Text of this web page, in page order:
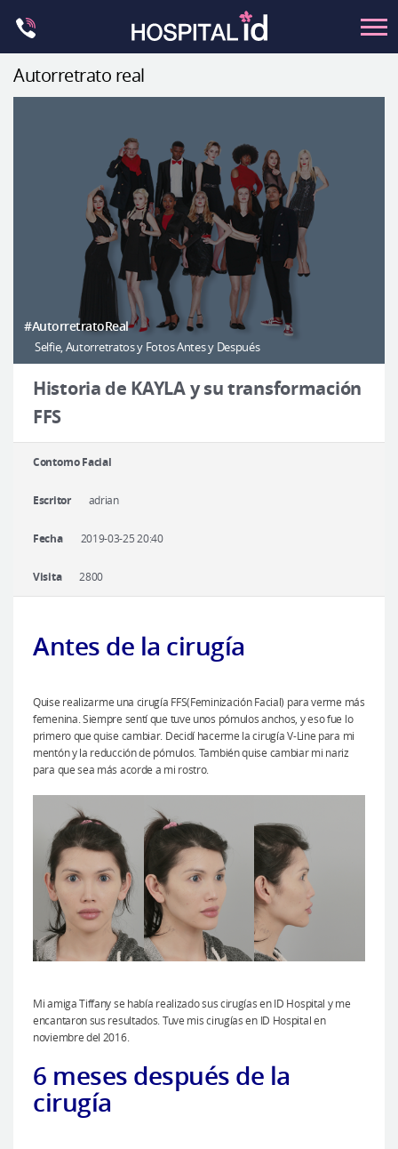
content
Anti-envejecimiento
Contorno del cuerpo
Let Me In
Introducción del hospital
Cirugía plástica segura
Consulta en línea
Autorretrato real
#AutorretratoReal
Selfie, Autorretratos y Fotos Antes y Después
Historia de KAYLA y su transformación
FFS
Contorno Facial
Escritor adrian
Fecha 2019-03-25 20:40
Visita 2800
Antes de la cirugía
Quise realizarme una cirugía FFS(Feminización Facial) para verme más
femenina. Siempre sentí que tuve unos pómulos anchos, y eso fue lo
primero que quise cambiar. Decidí hacerme la cirugía V-Line para mi
mentón y la reducción de pómulos. También quise cambiar mi nariz
para que sea más acorde a mi rostro.
Mi amiga Tiffany se había realizado sus cirugías en ID Hospital y me
encantaron sus resultados. Tuve mis cirugías en ID Hospital en
noviembre del 2016.
6 meses después de la
cirugía